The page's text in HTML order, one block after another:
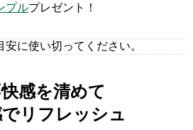
プルプレゼント！
安に使い切ってください。
感を清めて
リフレッシュ